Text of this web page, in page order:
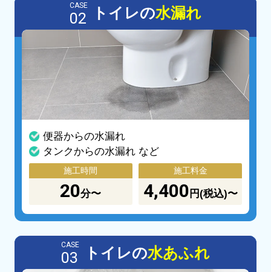
CASE
02 トイレの水漏れ
便器からの水漏れ
タンクからの水漏れ など
施工時間
20分〜
施工料金
4,400 円(税込)〜
CASE
03 トイレの水あふれ